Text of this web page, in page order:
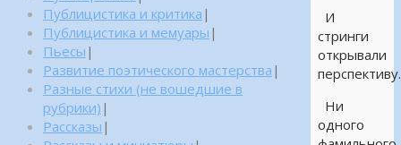
И
стринги
открывали
Ни
одного
Публицистика и критика |
Публицистика и мемуары |
Пьесы |
Развитие поэтического мастерства |
Разные стихи (не вошедшие в
рубрики) |
Рассказы |